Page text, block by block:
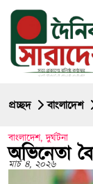
প্রচ্ছদ বাংলাদেশ
বাংলাদেশ,দুর্ঘটনা
অভিনেতা
মার্চ ৪, ২০২৬